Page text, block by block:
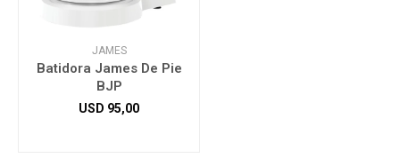
JAMES
Batidora James De Pie
BJP
USD 95,00